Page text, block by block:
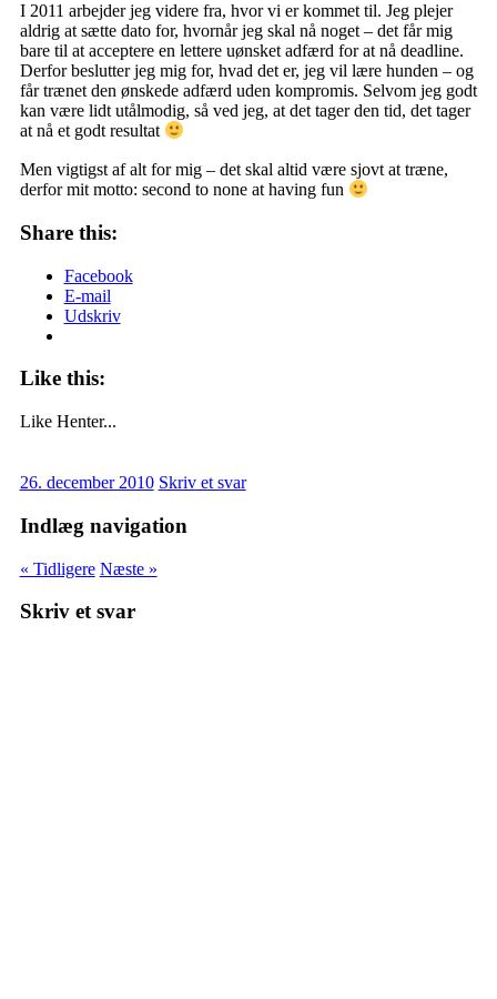
I 2011 arbejder jeg videre fra, hvor vi er kommet til. Jeg plejer
aldrig at sætte dato for, hvornår jeg skal nå noget – det får mig
bare til at acceptere en lettere uønsket adfærd for at nå deadline.
Derfor beslutter jeg mig for, hvad det er, jeg vil lære hunden – og
får trænet den ønskede adfærd uden kompromis. Selvom jeg godt
kan være lidt utålmodig, så ved jeg, at det tager den tid, det tager
at nå et godt resultat
Men vigtigst af alt for mig – det skal altid være sjovt at træne,
derfor mit motto: second to none at having fun
Share this:
Facebook
E-mail
Udskriv
Like this:
Like Henter...
26. december 2010 Skriv et svar
Indlæg navigation
« Tidligere Næste »
Skriv et svar